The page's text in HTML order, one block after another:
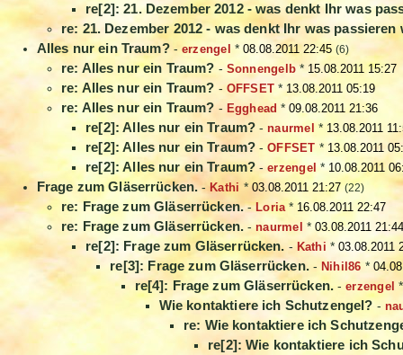
re[2]: 21. Dezember 2012 - was denkt Ihr was
re: 21. Dezember 2012 - was denkt Ihr was passieren
Alles nur ein Traum?- erzengel * 08.08.2011 22:45 (6)
re: Alles nur ein Traum? - Sonnengelb * 15.08.2011 15:27
re: Alles nur ein Traum? - OFFSET * 13.08.2011 05:19
re: Alles nur ein Traum? - Egghead *09.08.2011 21:36
re[2]: Alles nur ein Traum? -naurmel * 13.08.2011
re[2]: Alles nur ein Traum? -OFFSET * 13.08.2011
re[2]: Alles nur ein Traum? -erzengel *10.08.2011
Frage zum Gläserrücken.- Kathi * 03.08.2011 21:27 (22)
re: Frage zum Gläserrücken.-Loria* 16.08.2011 22:47
re: Frage zum Gläserrücken. -naurmel * 03.08.2011 21:44
re[2]: Frage zum Gläserrücken. - Kathi * 03.08.2011
re[3]: Frage zum Gläserrücken.- Nihil86 *
re[4]: Frage zum Gläserrücken. -erzengel
Wie kontaktiere ich Schutzengel? -
re: Wie kontaktiere ich
re[2]: Wie kontaktiere ich